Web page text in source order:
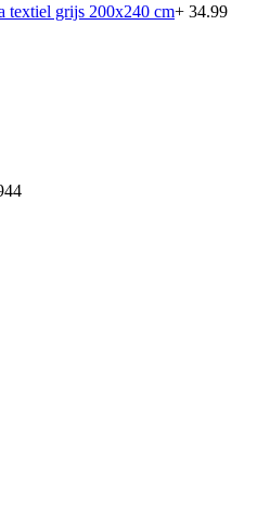
textiel grijs 200x240 cm+ 34.99